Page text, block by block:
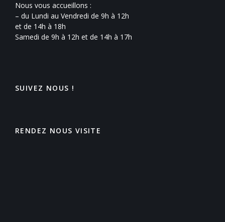
Nous vous accueillons :
– du Lundi au Vendredi de 9h à 12h
et de 14h à 18h
Samedi de 9h à 12h et de 14h à 17h
SUIVEZ NOUS !
RENDEZ NOUS VISITE